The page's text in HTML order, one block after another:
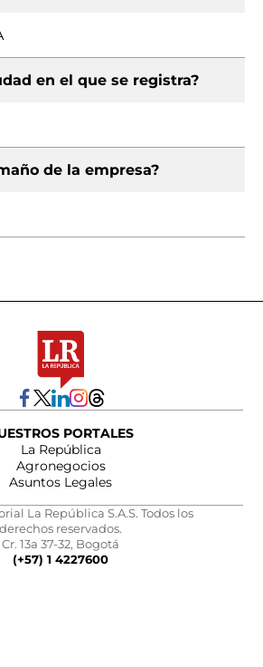
en el que se registra?
de la empresa?
PORTALES
La República
Agronegocios
Asuntos Legales
La República S.A.S. Todos los
derechos reservados.
Cr. 13a 37-32, Bogotá
(+57) 1 4227600